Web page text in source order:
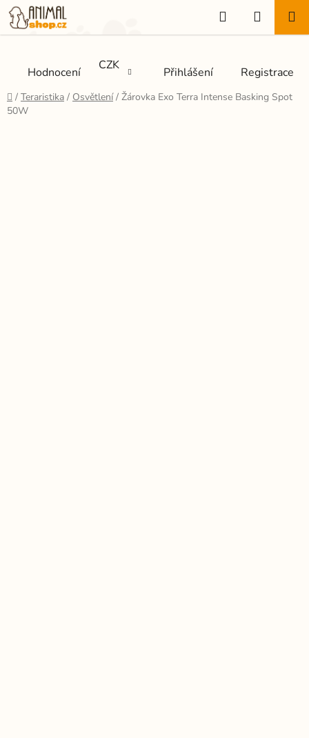
Přejít
na
obsah
Hodnocení CZK Přihlášení Registrace
Hledat
KOŠÍK
Domů
/ Teraristika / Osvětlení / Žárovka Exo Terra Intense Basking Spot
50W